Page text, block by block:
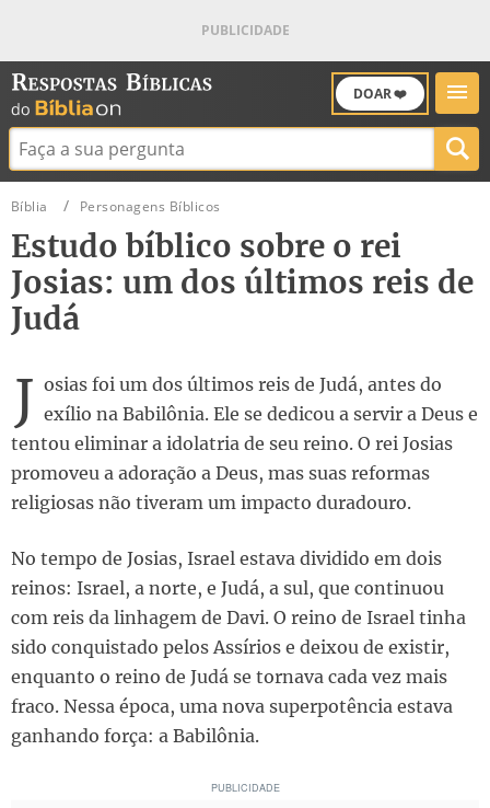
DOAR ❤️
Buscar:
Bíblia Personagens Bíblicos
Estudo bíblico sobre o rei
Josias: um dos últimos reis de
Judá
J osias foi um dos últimos reis de Judá, antes do
exílio na Babilônia. Ele se dedicou a servir a Deus e
tentou eliminar a idolatria de seu reino. O rei Josias
promoveu a adoração a Deus, mas suas reformas
religiosas não tiveram um impacto duradouro.
No tempo de Josias, Israel estava dividido em dois
reinos: Israel, a norte, e Judá, a sul, que continuou
com reis da linhagem de Davi. O reino de Israel tinha
sido conquistado pelos Assírios e deixou de existir,
enquanto o reino de Judá se tornava cada vez mais
fraco. Nessa época, uma nova superpotência estava
ganhando força: a Babilônia.